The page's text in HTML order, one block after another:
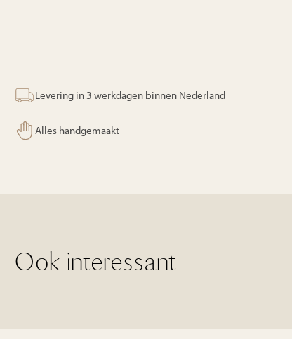
Levering in 3 werkdagen binnen Nederland
Alles handgemaakt
Ook interessant